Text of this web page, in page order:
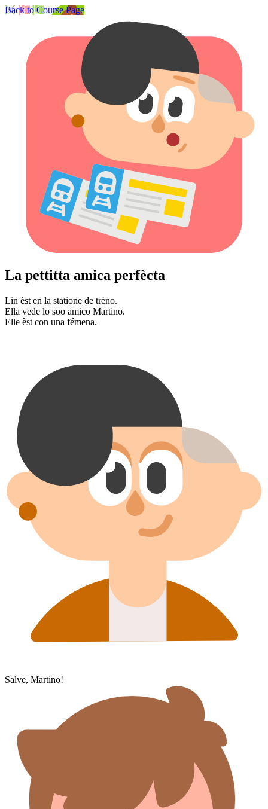
Back to Course Page
La pettitta amica perfècta
Lin èst en la statione de trèno.
Ella vede lo soo amico Martino.
Elle èst con una fémena.
Salve, Martino!